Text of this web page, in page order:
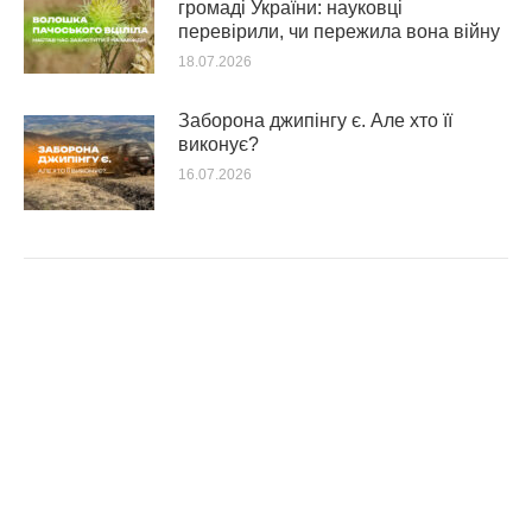
громаді України: науковці
перевірили, чи пережила вона війну
18.07.2026
Заборона джипінгу є. Але хто її
виконує?
16.07.2026